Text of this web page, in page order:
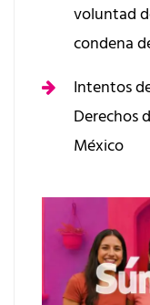
voluntad
condena
Intentos
Derechos
México